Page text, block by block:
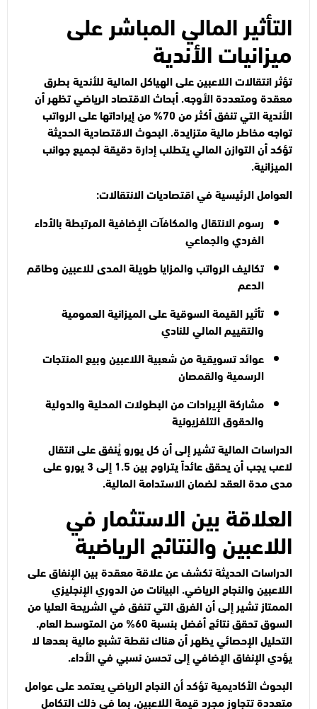
التأثير المالي المباشر على
ميزانيات الأندية
تؤثر انتقالات اللاعبين على الهياكل المالية للأندية بطرق
معقدة ومتعددة الأوجه.أبحاث الاقتصاد الرياضيتظهر أن
الأندية التي تنفق أكثر من 70% من إيراداتها على الرواتب
تواجه مخاطر مالية متزايدة. البحوث الاقتصادية الحديثة
تؤكد أن التوازن المالي يتطلب إدارة دقيقة لجميع جوانب
الميزانية.
العوامل الرئيسية في اقتصاديات الانتقالات:
رسوم الانتقال والمكافآت الإضافية المرتبطة بالأداء
الفردي والجماعي
تكاليف الرواتب والمزايا طويلة المدى للاعبين وطاقم
الدعم
تأثير القيمة السوقية على الميزانية العمومية
والتقييم المالي للنادي
عوائد تسويقية من شعبية اللاعبين وبيع المنتجات
الرسمية والقمصان
مشاركة الإيرادات من البطولات المحلية والدولية
والحقوق التلفزيونية
الدراسات المالية تشير إلى أن كل يورو يُنفق على انتقال
لاعب يجب أن يحقق عائداً يتراوح بين 1.5 إلى 3 يورو على
مدى مدة العقد لضمان الاستدامة المالية.
العلاقة بين الاستثمار في
اللاعبين والنتائج الرياضية
الدراسات الحديثة تكشف عن علاقة معقدة بين الإنفاق على
اللاعبين والنجاح الرياضي. البيانات من الدوري الإنجليزي
الممتاز تشير إلى أن الفرق التي تنفق في الشريحة العليا من
السوق تحقق نتائج أفضل بنسبة 60% من المتوسط العام.
التحليل الإحصائي يظهر أن هناك نقطة تشبع مالية بعدها لا
يؤدي الإنفاق الإضافي إلى تحسن نسبي في الأداء.
البحوث الأكاديمية تؤكد أن النجاح الرياضي يعتمد على عوامل
متعددة تتجاوز مجرد قيمة اللاعبين، بما في ذلك التكامل